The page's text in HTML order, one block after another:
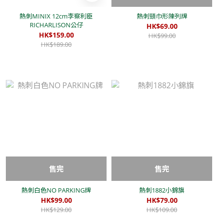
熱刺MINIX 12cm李察利臣
RICHARLISON公仔
HK$159.00
HK$189.00
熱刺頸巾形陳列牌
HK$69.00
HK$99.00
售完
熱刺白色NO PARKING牌
HK$99.00
HK$129.00
售完
熱刺1882小錦旗
HK$79.00
HK$109.00